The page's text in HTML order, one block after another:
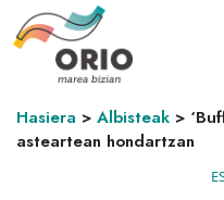
Hasiera > Albisteak >
asteartean hondartzan